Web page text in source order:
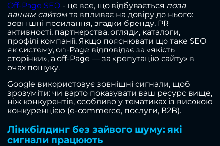
Off-Page SEO - це все, що відбувається поза
вашим сайтом та впливає на довіру до нього:
зовнішні посилання, згадки бренду, PR-
активності, партнерства, огляди, каталоги,
профілі компанії. Якщо пояснювати що таке SEO
як систему, on-Page відповідає за «якість
сторінки», а off-Page — за «репутацію сайту» в
очах пошуку.
Google використовує зовнішні сигнали, щоб
зрозуміти: чи варто показувати ваш ресурс вище,
ніж конкурентів, особливо у тематиках із високою
конкуренцією (e-commerce, послуги, B2B).
Лінкбілдинг без зайвого шуму: які
сигнали працюють